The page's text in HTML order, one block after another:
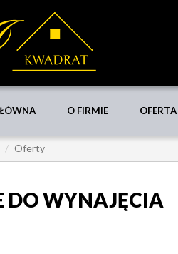
O FIRMIE OFERTA
Oferty
DO WYNAJĘCIA